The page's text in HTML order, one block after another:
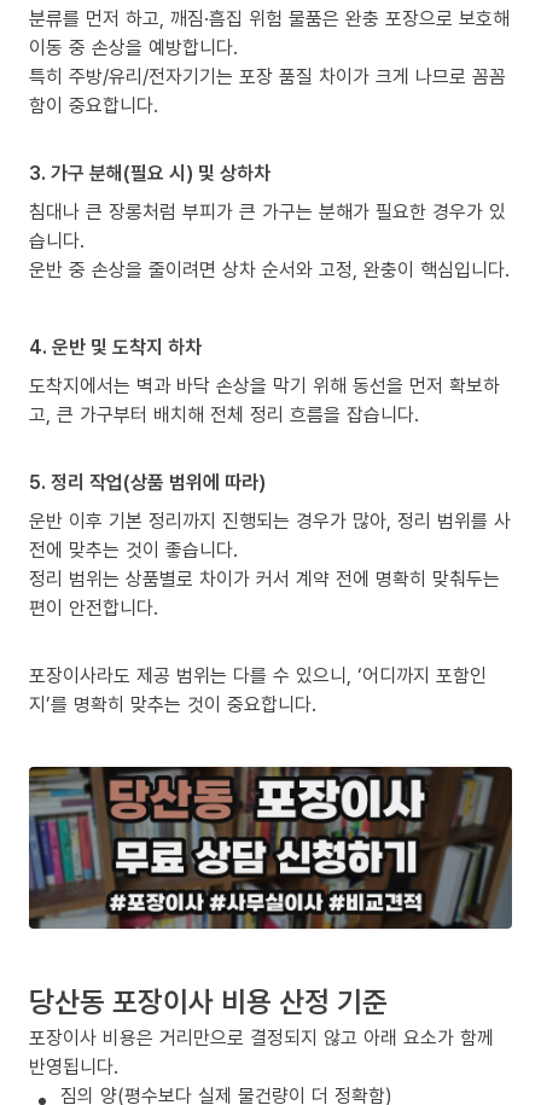
분류를 먼저 하고, 깨짐·흠집 위험 물품은 완충 포장으로 보호해
이동 중 손상을 예방합니다.
특히 주방/유리/전자기기는 포장 품질 차이가 크게 나므로 꼼꼼
함이 중요합니다.
3. 가구 분해(필요 시) 및 상하차
침대나 큰 장롱처럼 부피가 큰 가구는 분해가 필요한 경우가 있
습니다.
운반 중 손상을 줄이려면 상차 순서와 고정, 완충이 핵심입니다.
4. 운반 및 도착지 하차
도착지에서는 벽과 바닥 손상을 막기 위해 동선을 먼저 확보하
고, 큰 가구부터 배치해 전체 정리 흐름을 잡습니다.
5. 정리 작업(상품 범위에 따라)
운반 이후 기본 정리까지 진행되는 경우가 많아, 정리 범위를 사
전에 맞추는 것이 좋습니다.
정리 범위는 상품별로 차이가 커서 계약 전에 명확히 맞춰두는
편이 안전합니다.
포장이사라도 제공 범위는 다를 수 있으니, ‘어디까지 포함인
지’를 명확히 맞추는 것이 중요합니다.
당산동 포장이사 비용 산정 기준
포장이사 비용은 거리만으로 결정되지 않고 아래 요소가 함께
반영됩니다.
짐의 양(평수보다 실제 물건량이 더 정확함)